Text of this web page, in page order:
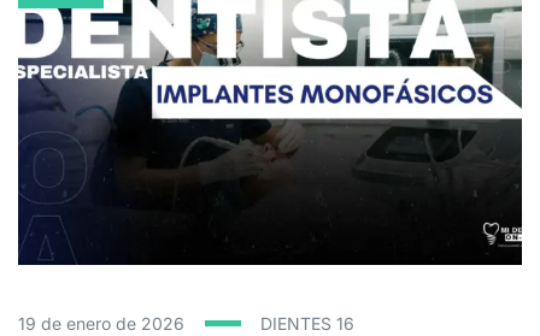
19 de enero de 2026 DIENTES 16